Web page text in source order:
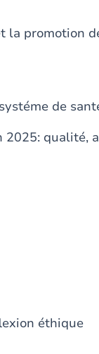
la promotion
de
2025: qualité,
éthique